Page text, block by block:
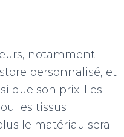
notamment :
personnalisé, et
que son prix. Les
les tissus
le matériau sera